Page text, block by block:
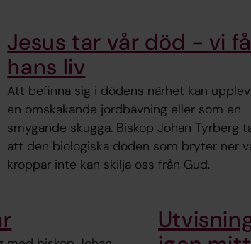
Jesus tar vår död - vi
hans liv
Att befinna sig i dödens närhet kan
en omskakande jordbävning eller som en
smygande skugga. Biskop Johan Tyrberg
att den biologiska döden som bryter ner
kroppar inte kan skilja oss från Gud.